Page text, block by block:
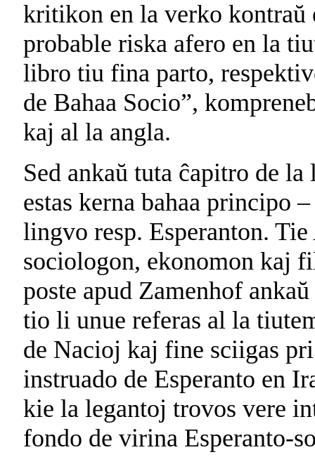
kritikon en la verko kontraŭ
probable riska afero en la
libro tiu fina parto,
de Bahaa Socio”,
kaj al la angla.
Sed ankaŭ tuta ĉapitro de
estas kerna bahaa principo
lingvo resp. Esperanton.
sociologon, ekonomon kaj
poste apud Zamenhof
tio li unue referas al la
de Nacioj kaj fine sciigas
instruado de Esperanto en
kie la legantoj trovos vere
fondo de virina Esperanto-